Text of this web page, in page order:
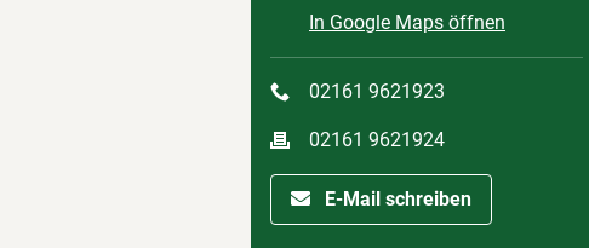
In Google Maps öffnen
02161 9621923
02161 9621924
E-Mail schreiben